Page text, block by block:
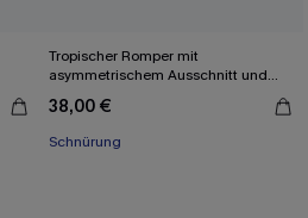
Tropischer Romper mit
asymmetrischem Ausschnitt und
38,00 €
Schnürung